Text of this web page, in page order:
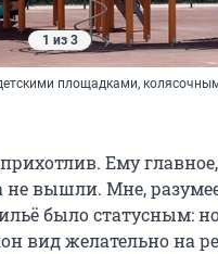
1 из 3
площадками,
Ему
вышли. Мне,
было статусным:
вид желательно на